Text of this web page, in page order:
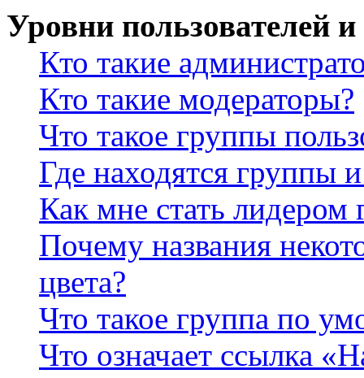
Уровни пользователей
Кто такие
Кто такие модераторы?
Что такое группы
Где находятся группы
Как мне стать лидером
Почему названия
цвета?
Что такое группа по
Что означает ссылка